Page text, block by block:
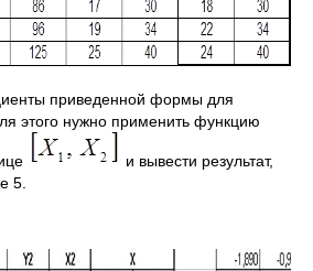
приведенной формы для
этого нужно применить функцию
и вывести результат,
5.